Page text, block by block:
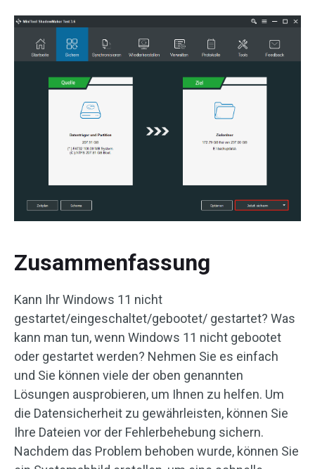
Zusammenfassung
Kann Ihr Windows 11 nicht
gestartet/eingeschaltet/gebootet/ gestartet? Was
kann man tun, wenn Windows 11 nicht gebootet
oder gestartet werden? Nehmen Sie es einfach
und Sie können viele der oben genannten
Lösungen ausprobieren, um Ihnen zu helfen. Um
die Datensicherheit zu gewährleisten, können Sie
Ihre Dateien vor der Fehlerbehebung sichern.
Nachdem das Problem behoben wurde, können Sie